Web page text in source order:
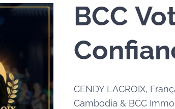
BCC
CENDY LACROIX,
Cambodia & BCC